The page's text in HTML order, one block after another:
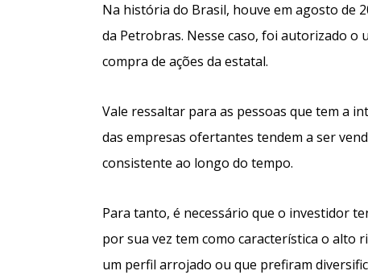
Na história do Brasil, houve em agosto de
da Petrobras. Nesse caso, foi autorizado o
compra de ações da estatal.
Vale ressaltar para as pessoas que tem a
das empresas ofertantes tendem a ser
consistente ao longo do tempo.
Para tanto, é necessário que o investidor
por sua vez tem como característica o alto
um perfil arrojado ou que prefiram